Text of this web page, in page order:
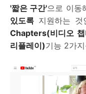
'짧은 구간'으로 이동
있도록 지원하는
Chapters(비디오 챕
리플레이)기능 2가